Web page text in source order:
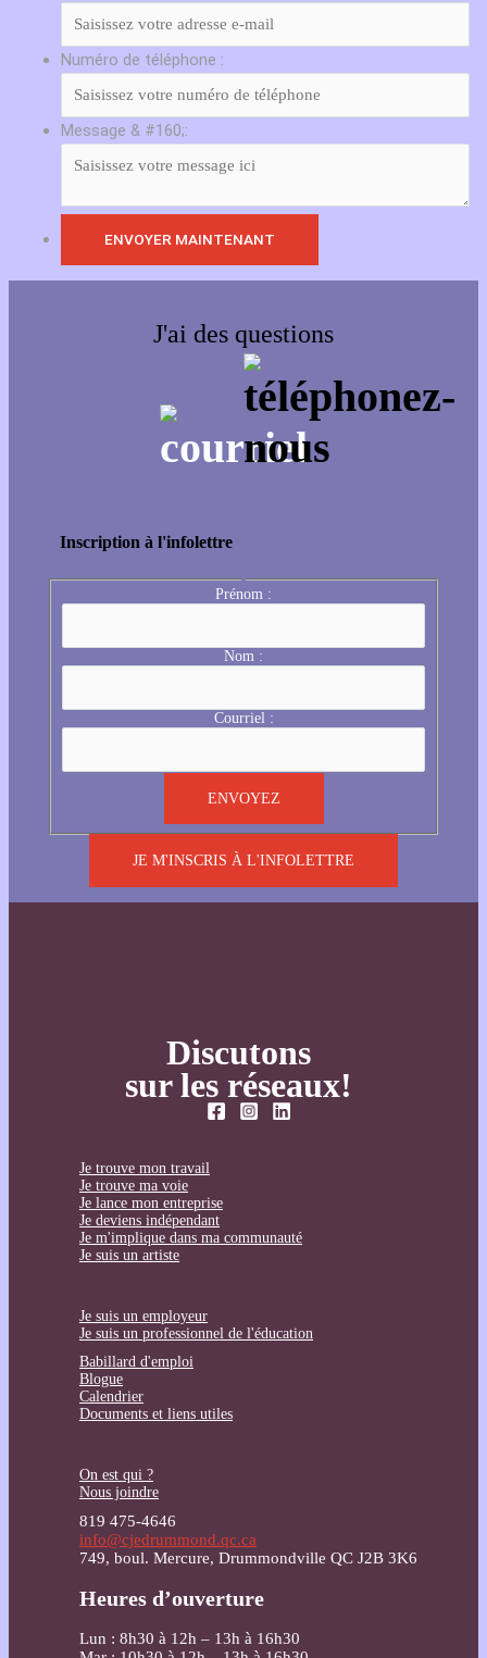
Numéro de téléphone :
Message & #160;:
J'ai des questions
Inscription à l'infolettre
Prénom :
Nom :
Courriel :
JE M'INSCRIS À L'INFOLETTRE
Discutons
sur les réseaux!
Je trouve mon travail
Je trouve ma voie
Je lance mon entreprise
Je deviens indépendant
Je m'implique dans ma communauté
Je suis un artiste
Je suis un employeur
Je suis un professionnel de l'éducation
Babillard d'emploi
Blogue
Calendrier
Documents et liens utiles
On est qui ?
Nous joindre
819 475-4646
info@cjedrummond.qc.ca
749, boul. Mercure, Drummondville QC J2B 3K6
Heures d’ouverture
Lun : 8h30 à 12h – 13h à 16h30